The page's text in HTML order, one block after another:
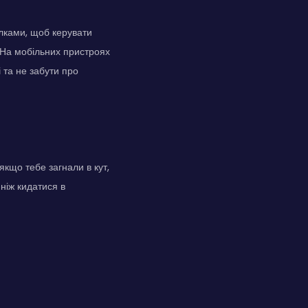
щоб керувати
мобільних пристроях
та не забути про
тебе загнали в кут,
кидатися в